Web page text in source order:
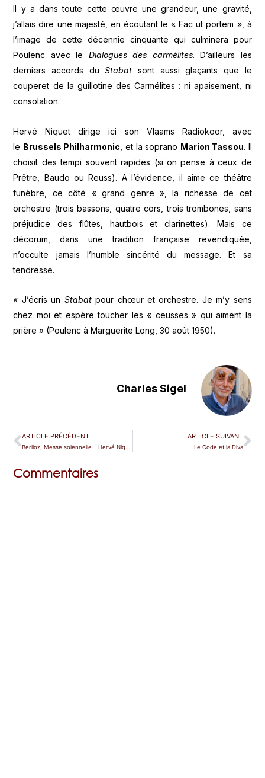
Il y a dans toute cette œuvre une grandeur, une gravité,
j’allais dire une majesté, en écoutant le « Fac ut portem », à
l’image de cette décennie cinquante qui culminera pour
Poulenc avec le Dialogues des carmélites. D’ailleurs les
derniers accords duStabat sont aussi glaçants que le
couperet de la guillotine des Carmélites : ni apaisement, ni
consolation.
Hervé Niquet dirige ici son Vlaams Radiokoor, avec
le Brussels Philharmonic , et la soprano Marion Tassou. Il
choisit des tempi souvent rapides (si on pense à ceux de
Prêtre, Baudo ou Reuss). A l’évidence, il aime ce théâtre
funèbre, ce côté « grand genre », la richesse de cet
orchestre (trois bassons, quatre cors, trois trombones, sans
préjudice des flûtes, hautbois et clarinettes). Mais ce
décorum, dans une tradition française revendiquée,
n’occulte jamais l’humble sincérité du message. Et sa
tendresse.
« J’écris un Stabatpour chœur et orchestre. Je m’y sens
chez moi et espère toucher les « ceusses » qui aiment la
prière » (Poulenc à Marguerite Long, 30 août 1950).
Charles Sigel
ARTICLE PRÉCÉDENT ARTICLE SUIVANT
Le Code et la Diva
Commentaires